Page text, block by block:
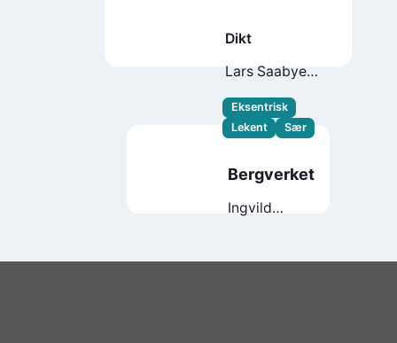
Dikt
Lars Saabye
Eksentrisk
Lekent
Sær
Bergverket
Ingvild